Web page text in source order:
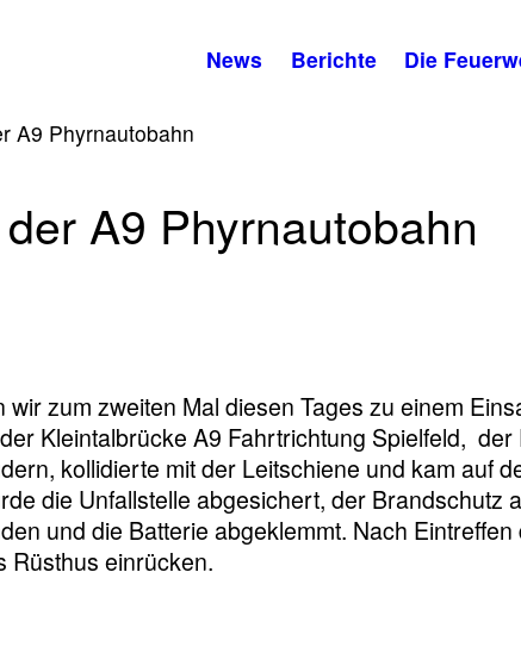
News Berichte Die
A9 Phyrnautobahn
A9 Phyrnautobahn
zum zweiten Mal diesen Tages zu einem
Kleintalbrücke A9 Fahrtrichtung Spielfeld, der
kollidierte mit der Leitschiene und kam auf
die Unfallstelle abgesichert, der Brandschutz
und die Batterie abgeklemmt. Nach Eintreffen
Rüsthus einrücken.